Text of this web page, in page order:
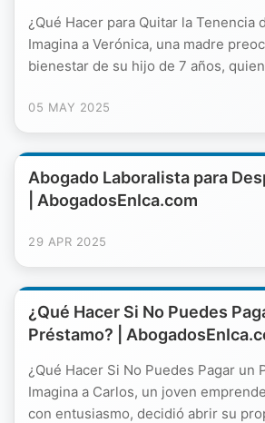
¿Qué Hacer para Quitar la Tenencia
Imagina a Verónica, una madre
bienestar de su hijo de 7 años,
05 MAY 2025
Abogado Laboralista para
| AbogadosEnIca.com
29 APR 2025
¿Qué Hacer Si No Puedes
Préstamo? |
¿Qué Hacer Si No Puedes Pagar un
Imagina a Carlos, un joven
con entusiasmo, decidió abrir su